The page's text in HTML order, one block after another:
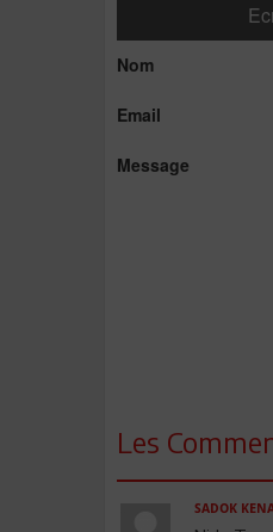
Nom
Email
Message
Les
SADOK